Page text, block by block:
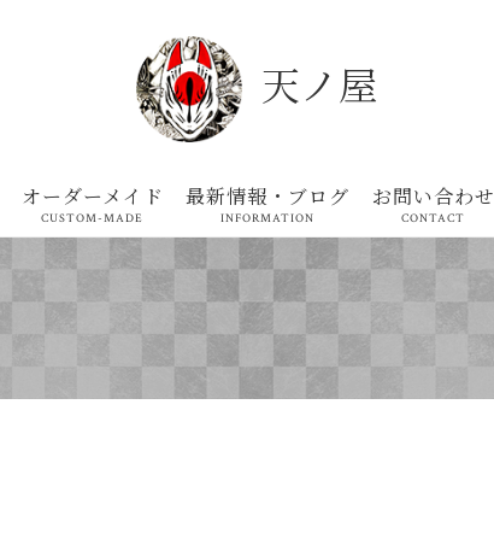
天ノ屋
オーダーメイド
CUSTOM-MADE
最新情報・ブログ
INFORMATION
お問い合わせ
CONTACT